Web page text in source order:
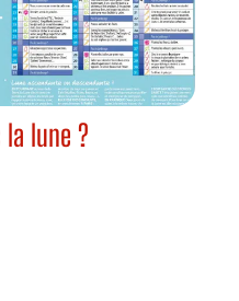
la lune ?